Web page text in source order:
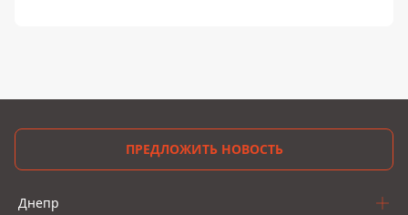
ПРЕДЛОЖИТЬ НОВОСТЬ
Днепр